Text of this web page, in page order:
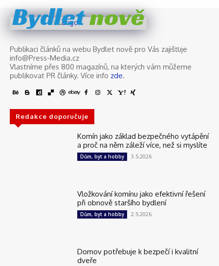
Bydletnově
Publikaci článků na webu Bydlet nově pro Vás zajišťuje
info@Press-Media.cz
Vlastníme přes 800 magazínů, na kterých vám můžeme
publikovat PR články. Více info zde.
Redakce doporučuje
Komín jako základ bezpečného vytápění
a proč na něm záleží více, než si myslíte
Dům, byt a hobby 3.5.2026
Vložkování komínu jako efektivní řešení
při obnově staršího bydlení
Dům, byt a hobby 2.5.2026
Domov potřebuje k bezpečí i kvalitní
dveře